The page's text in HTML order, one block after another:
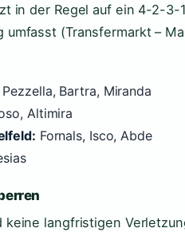
in der Regel auf ein 4-2-3-
umfasst (Transfermarkt –
Pezzella, Bartra, Miranda
Altimira
Fornals, Isco, Abde
keine langfristigen